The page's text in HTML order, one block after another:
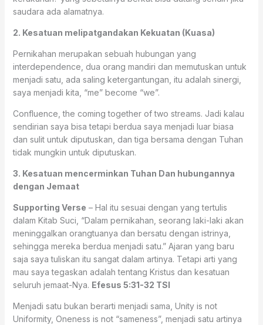
saudara ada alamatnya.
2. Kesatuan melipatgandakan Kekuatan (Kuasa)
Pernikahan merupakan sebuah hubungan yang
interdependence, dua orang mandiri dan memutuskan untuk
menjadi satu, ada saling ketergantungan, itu adalah sinergi,
saya menjadi kita, “me” become “we”.
Confluence, the coming together of two streams. Jadi kalau
sendirian saya bisa tetapi berdua saya menjadi luar biasa
dan sulit untuk diputuskan, dan tiga bersama dengan Tuhan
tidak mungkin untuk diputuskan.
3. Kesatuan mencerminkan Tuhan Dan hubungannya
dengan Jemaat
Supporting Verse – Hal itu sesuai dengan yang tertulis
dalam Kitab Suci, “Dalam pernikahan, seorang laki-laki akan
meninggalkan orangtuanya dan bersatu dengan istrinya,
sehingga mereka berdua menjadi satu.” Ajaran yang baru
saja saya tuliskan itu sangat dalam artinya. Tetapi arti yang
mau saya tegaskan adalah tentang Kristus dan kesatuan
seluruh jemaat-Nya. Efesus 5:31-32 TSI
Menjadi satu bukan berarti menjadi sama, Unity is not
Uniformity, Oneness is not “sameness”, menjadi satu artinya